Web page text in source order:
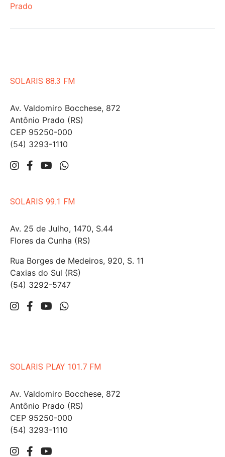
Prado
SOLARIS 88.3 FM
Av. Valdomiro Bocchese, 872
Antônio Prado (RS)
CEP 95250-000
(54) 3293-1110
SOLARIS 99.1 FM
Av. 25 de Julho, 1470, S.44
Flores da Cunha (RS)
Rua Borges de Medeiros, 920, S. 11
Caxias do Sul (RS)
(54) 3292-5747
SOLARIS PLAY 101.7 FM
Av. Valdomiro Bocchese, 872
Antônio Prado (RS)
CEP 95250-000
(54) 3293-1110